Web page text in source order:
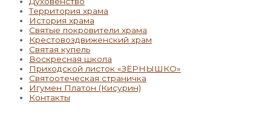
Территория храма
История храма
Святые покровители храма
Крестовоздвиженский храм
Святая купель
Воскресная школа
Приходской листок «ЗЁРНЫШКО»
Святоотеческая страничка
Игумен Платон (Кисурин)
Контакты